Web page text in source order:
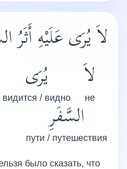
لاَ يُرَى عَلَيْهِ أَثَرُ
لاَ
не
يُرَى
видится / видно
السَّفَرِ
пути / путешествия
было сказать, что